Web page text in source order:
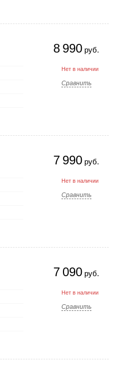
8 990 руб.
Нет в наличии
Сравнить
7 990 руб.
Нет в наличии
Сравнить
7 090 руб.
Нет в наличии
Сравнить